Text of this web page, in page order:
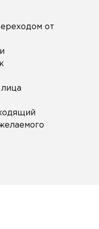
от